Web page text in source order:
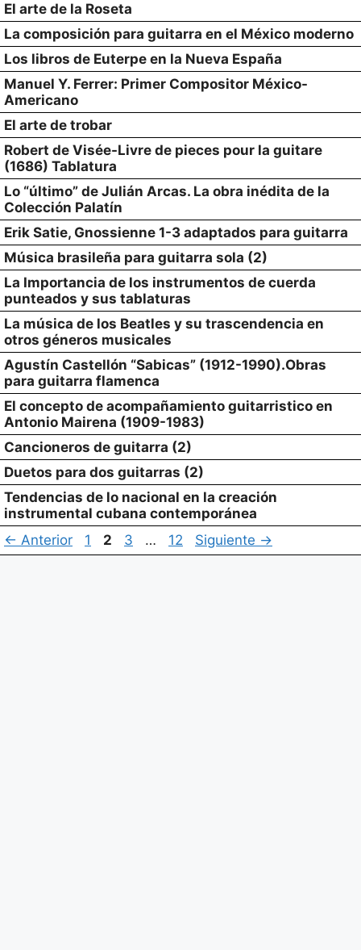
El arte de la Roseta
La composición para guitarra en el México moderno
Los libros de Euterpe en la Nueva España
Manuel Y. Ferrer: Primer Compositor México-
Americano
El arte de trobar
Robert de Visée-Livre de pieces pour la guitare
(1686) Tablatura
Lo “último” de Julián Arcas. La obra inédita de la
Colección Palatín
Erik Satie, Gnossienne 1-3 adaptados para guitarra
Música brasileña para guitarra sola (2)
La Importancia de los instrumentos de cuerda
punteados y sus tablaturas
La música de los Beatles y su trascendencia en
otros géneros musicales
Agustín Castellón “Sabicas” (1912-1990).Obras
para guitarra flamenca
El concepto de acompañamiento guitarristico en
Antonio Mairena (1909-1983)
Cancioneros de guitarra (2)
Duetos para dos guitarras (2)
Tendencias de lo nacional en la creación
instrumental cubana contemporánea
← Anterior Página
1 Página
2 Página
3 … Página
12 Siguiente →